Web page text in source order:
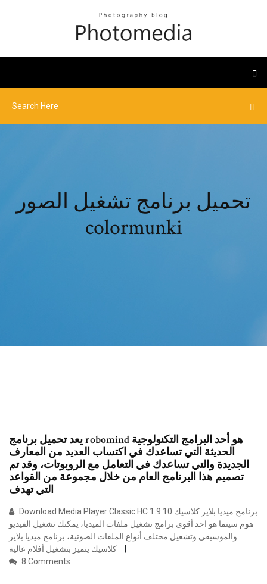
تحميل برنامج تشغيل الصور
colormunki
يعد تحميل برنامج robomind هو أحد البرامج التكنولوجية
الحديثة التي تساعدك في اكتساب العديد من المعارف
الجديدة والتي تساعدك في التعامل مع الروبوتات، وقد تم
تصميم هذا البرنامج العام من خلال مجموعة من القواعد
التي تهدف
Download Media Player Classic HC 1.9.10 برنامج ميديا بلاير كلاسيك
هوم سينما هو احد أقوى برامج تشغيل ملفات الميديا، يمكنك تشغيل الفيديو
والموسيقى وتشغيل مختلف أنواع الملفات الصوتية، برنامج ميديا بلاير
8 Comments